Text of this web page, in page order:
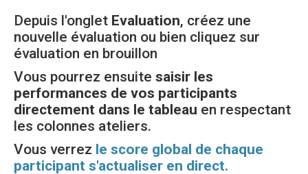
Depuis l'onglet Evaluation, créez une
nouvelle évaluation ou bien cliquez sur
évaluation en brouillon
Vous pourrez ensuite saisir les
performances de vos participants
directement dans le tableau en respectant
les colonnes ateliers.
Vous verrez le score global de chaque
participant s'actualiser en direct.